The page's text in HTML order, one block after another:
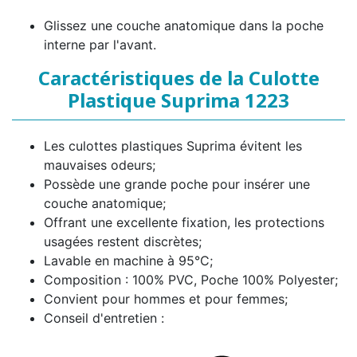
Glissez une couche anatomique dans la poche
interne par l'avant.
Caractéristiques de la Culotte
Plastique Suprima 1223
Les culottes plastiques Suprima évitent les
mauvaises odeurs;
Possède une grande poche pour insérer une
couche anatomique;
Offrant une excellente fixation, les protections
usagées restent discrètes;
Lavable en machine à 95°C;
Composition : 100% PVC, Poche 100% Polyester;
Convient pour hommes et pour femmes;
Conseil d'entretien :